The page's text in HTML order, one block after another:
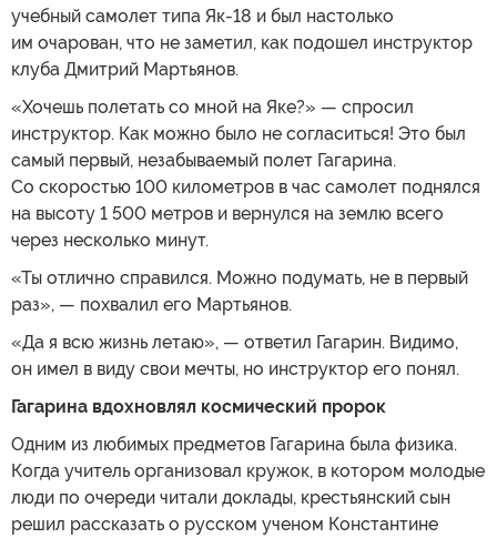
учебный самолет типа Як-18 и был настолько
им очарован, что не заметил, как подошел инструктор
клуба Дмитрий Мартьянов.
«Хочешь полетать со мной на Яке?» — спросил
инструктор. Как можно было не согласиться! Это был
самый первый, незабываемый полет Гагарина.
Со скоростью 100 километров в час самолет поднялся
на высоту 1 500 метров и вернулся на землю всего
через несколько минут.
«Ты отлично справился. Можно подумать, не в первый
раз», — похвалил его Мартьянов.
«Да я всю жизнь летаю», — ответил Гагарин. Видимо,
он имел в виду свои мечты, но инструктор его понял.
Гагарина вдохновлял космический пророк
Одним из любимых предметов Гагарина была физика.
Когда учитель организовал кружок, в котором молодые
люди по очереди читали доклады, крестьянский сын
решил рассказать о русском ученом Константине